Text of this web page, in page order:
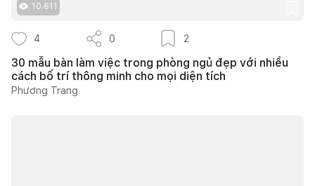
10.611
4 0 2
30 mẫu bàn làm việc trong phòng ngủ đẹp với nhiều
cách bố trí thông minh cho mọi diện tích
Phương Trang